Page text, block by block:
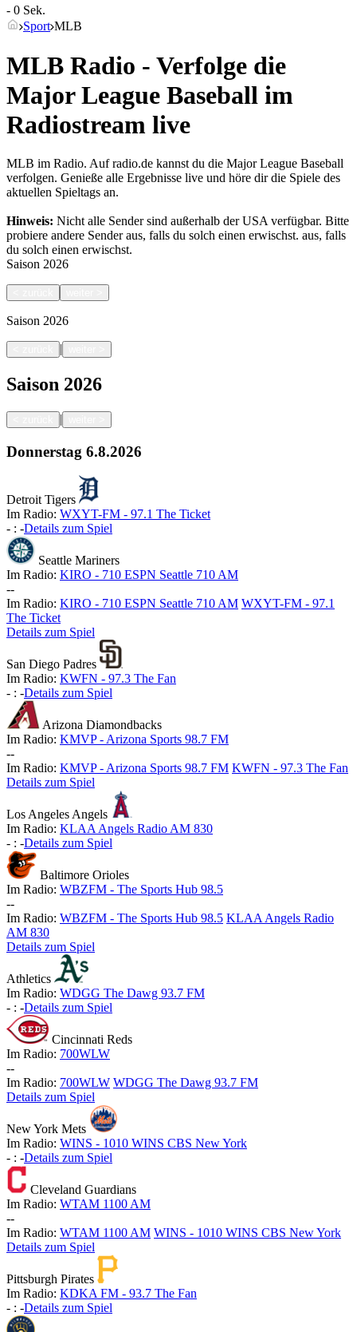
- 0 Sek.
Sport MLB
MLB Radio - Verfolge die
Major League Baseball im
Radiostream live
MLB im Radio. Auf radio.de kannst du die Major League Baseball
verfolgen. Genieße alle Ergebnisse live und höre dir die Spiele des
aktuellen Spieltags an.
Hinweis: Nicht alle Sender sind außerhalb der USA verfügbar. Bitte
probiere andere Sender aus, falls du solch einen erwischst. aus, falls
du solch einen erwischst.
Saison 2026
Saison 2026
|
Saison 2026
|
Donnerstag 6.8.2026
Detroit Tigers
Im Radio: WXYT-FM - 97.1 The Ticket
- : -Details zum Spiel
Seattle Mariners
Im Radio: KIRO - 710 ESPN Seattle 710 AM
--
Im Radio: KIRO - 710 ESPN Seattle 710 AM WXYT-FM - 97.1
The Ticket
Details zum Spiel
San Diego Padres
Im Radio: KWFN - 97.3 The Fan
- : -Details zum Spiel
Arizona Diamondbacks
Im Radio: KMVP - Arizona Sports 98.7 FM
--
Im Radio: KMVP - Arizona Sports 98.7 FM KWFN - 97.3 The Fan
Details zum Spiel
Los Angeles Angels
Im Radio: KLAA Angels Radio AM 830
- : -Details zum Spiel
Baltimore Orioles
Im Radio: WBZFM - The Sports Hub 98.5
--
Im Radio: WBZFM - The Sports Hub 98.5 KLAA Angels Radio
AM 830
Details zum Spiel
Athletics
Im Radio: WDGG The Dawg 93.7 FM
- : -Details zum Spiel
Cincinnati Reds
Im Radio: 700WLW
--
Im Radio: 700WLW WDGG The Dawg 93.7 FM
Details zum Spiel
New York Mets
Im Radio: WINS - 1010 WINS CBS New York
- : -Details zum Spiel
Cleveland Guardians
Im Radio: WTAM 1100 AM
--
Im Radio: WTAM 1100 AM WINS - 1010 WINS CBS New York
Details zum Spiel
Pittsburgh Pirates
Im Radio: KDKA FM - 93.7 The Fan
- : -Details zum Spiel